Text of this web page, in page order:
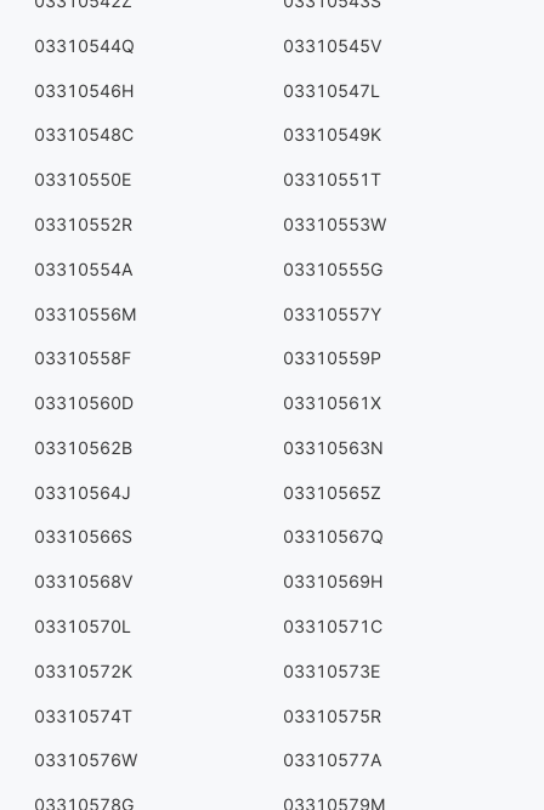
03310544Q 03310545V
03310546H 03310547L
03310548C 03310549K
03310550E 03310551T
03310552R 03310553W
03310554A 03310555G
03310556M 03310557Y
03310558F 03310559P
03310560D 03310561X
03310562B 03310563N
03310564J 03310565Z
03310566S 03310567Q
03310568V 03310569H
03310570L 03310571C
03310572K 03310573E
03310574T 03310575R
03310576W 03310577A
03310578G 03310579M